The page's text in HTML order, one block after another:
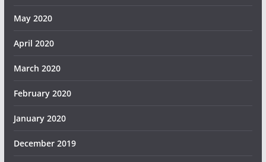
May 2020
April 2020
March 2020
February 2020
January 2020
December 2019